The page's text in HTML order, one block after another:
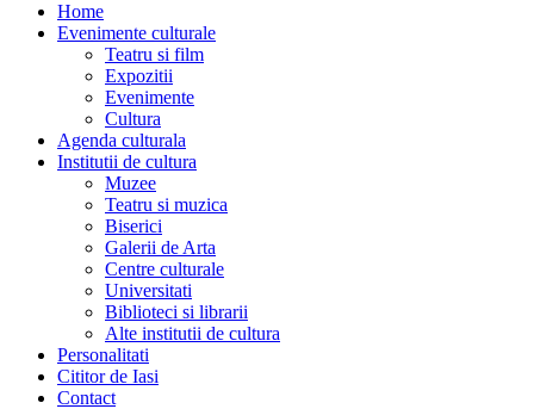
Home
Evenimente culturale
Teatru si film
Expozitii
Evenimente
Cultura
Agenda culturala
Institutii de cultura
Muzee
Teatru si muzica
Biserici
Galerii de Arta
Centre culturale
Universitati
Biblioteci si librarii
Alte institutii de cultura
Personalitati
Cititor de Iasi
Contact